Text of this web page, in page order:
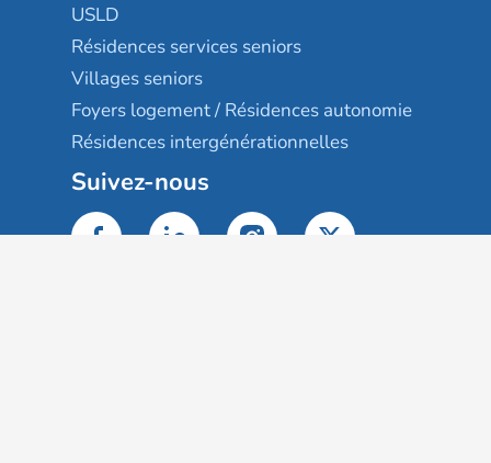
USLD
Résidences services seniors
Villages seniors
Foyers logement / Résidences autonomie
Résidences intergénérationnelles
Suivez-nous